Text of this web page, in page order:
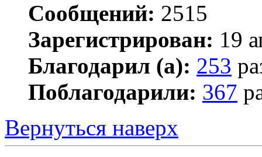
Сообщений: 2515
Зарегистрирован: 19
Благодарил (а): 253
Поблагодарили: 367
Вернуться наверх